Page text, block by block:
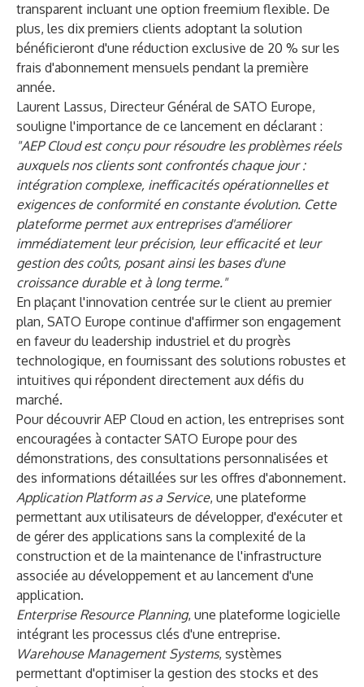
transparent incluant une option freemium flexible. De
plus, les dix premiers clients adoptant la solution
bénéficieront d'une réduction exclusive de 20 % sur les
frais d'abonnement mensuels pendant la première
année.
Laurent Lassus, Directeur Général de SATO Europe,
souligne l'importance de ce lancement en déclarant :
"AEP Cloud est conçu pour résoudre les problèmes réels
auxquels nos clients sont confrontés chaque jour :
intégration complexe, inefficacités opérationnelles et
exigences de conformité en constante évolution. Cette
plateforme permet aux entreprises d'améliorer
immédiatement leur précision, leur efficacité et leur
gestion des coûts, posant ainsi les bases d'une
croissance durable et à long terme."
En plaçant l'innovation centrée sur le client au premier
plan, SATO Europe continue d'affirmer son engagement
en faveur du leadership industriel et du progrès
technologique, en fournissant des solutions robustes et
intuitives qui répondent directement aux défis du
marché.
Pour découvrir AEP Cloud en action, les entreprises sont
encouragées à contacter SATO Europe pour des
démonstrations, des consultations personnalisées et
des informations détaillées sur les offres d'abonnement.
Application Platform as a Service, une plateforme
permettant aux utilisateurs de développer, d'exécuter et
de gérer des applications sans la complexité de la
construction et de la maintenance de l'infrastructure
associée au développement et au lancement d'une
application.
Enterprise Resource Planning, une plateforme logicielle
intégrant les processus clés d'une entreprise.
Warehouse Management Systems, systèmes
permettant d'optimiser la gestion des stocks et des